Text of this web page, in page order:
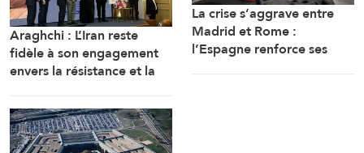
Araghchi : L’Iran reste
fidèle à son engagement
envers la résistance et la
malgré toutes les pressions
La crise s’aggrave entre
Madrid et Rome :
l’Espagne renforce ses